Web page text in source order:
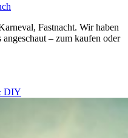
Fastnacht. Wir haben
– zum kaufen oder
DIY